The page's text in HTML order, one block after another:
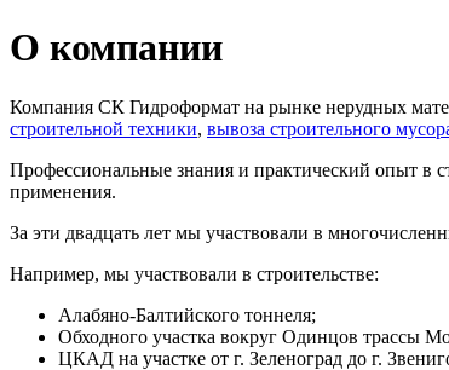
О компании
Компания СК Гидроформат на рынке нерудных
строительной техники, вывоза строительного
Профессиональные знания и практический опыт в
применения.
За эти двадцать лет мы участвовали в
Например, мы участвовали в строительстве:
Алабяно-Балтийского тоннеля;
Обходного участка вокруг Одинцов трассы
ЦКАД на участке от г. Зеленоград до г.